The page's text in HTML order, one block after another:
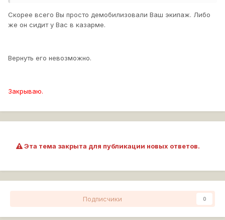
Скорее всего Вы просто демобилизовали Ваш экипаж. Либо
же он сидит у Вас в казарме.
Вернуть его невозможно.
Закрываю.
Эта тема закрыта для публикации новых ответов.
Подписчики 0